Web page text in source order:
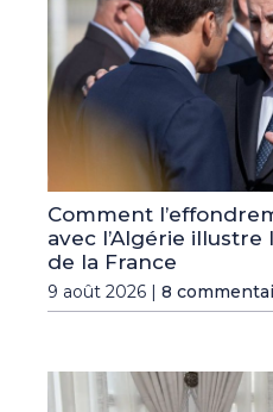
Comment
avec l’Algérie
de la France
9 août 2026 | 8